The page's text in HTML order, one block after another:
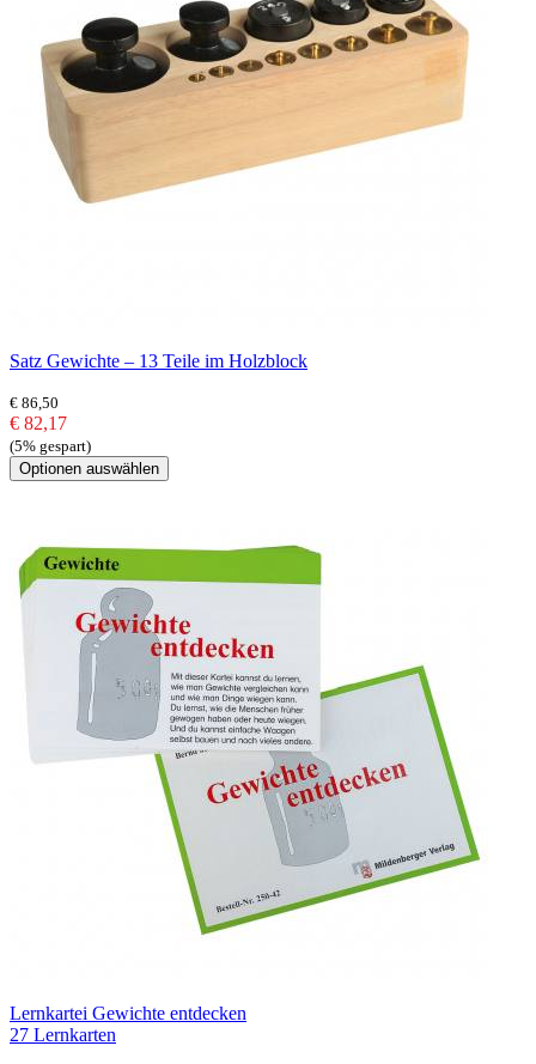
Satz Gewichte – 13 Teile im Holzblock
€ 86,50
€ 82,17
(5% gespart)
Lernkartei Gewichte entdecken
27 Lernkarten